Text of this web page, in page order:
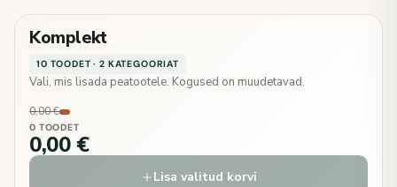
Komplekt
10 TOODET · 2 KATEGOORIAT
Vali, mis lisada peatootele. Kogused on muudetavad.
0,00 €
0 TOODET
0,00 €
Lisa valitud korvi